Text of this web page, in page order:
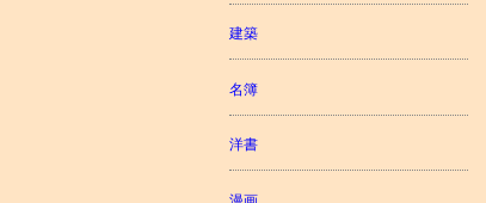
建築
名簿
洋書
漫画